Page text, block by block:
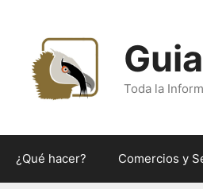
contenido
Toda la
¿Qué hacer? Comercios y